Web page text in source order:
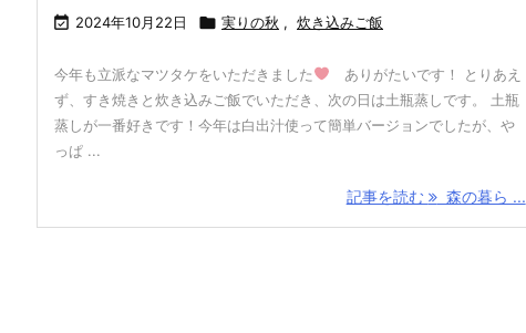
 2024年10月22日  実りの秋 , 炊き込みご飯
今年も立派なマツタケをいただきました
ありがたいです！ とりあえ
ず、すき焼きと炊き込みご飯でいただき、次の日は土瓶蒸しです。 土瓶
蒸しが一番好きです！今年は白出汁使って簡単バージョンでしたが、や
っぱ ...
記事を読む 森の暮ら ...